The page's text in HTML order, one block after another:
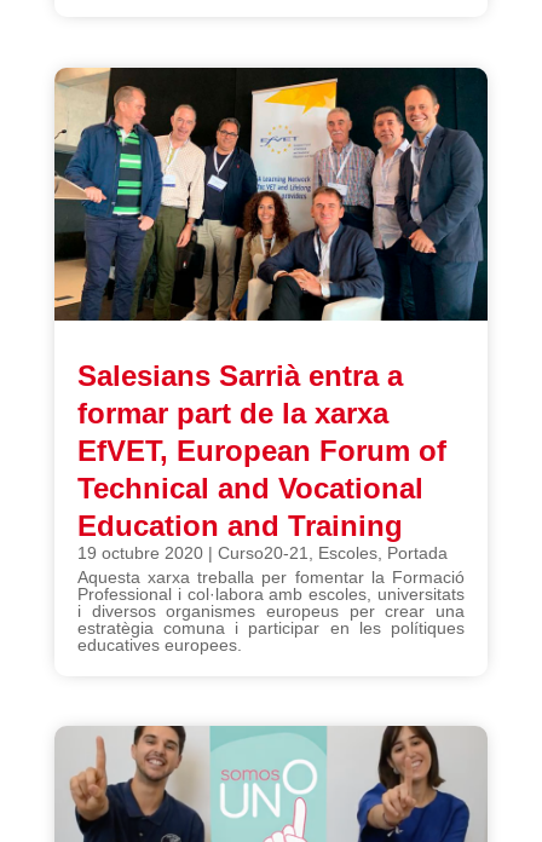
Salesians Sarrià entra a
formar part de la xarxa
EfVET, European Forum of
Technical and Vocational
Education and Training
19 octubre 2020| Curso20-21 Escoles, Portada
Aquesta xarxa treballa per fomentar la Formació
Professional i col·labora amb escoles, universitats
i diversos organismes europeus per crear una
estratègia comuna i participar en les polítiques
educatives europees.